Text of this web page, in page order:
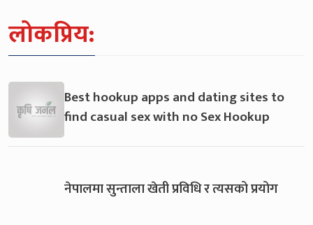
लोकप्रिय:
Best hookup apps and dating sites to
find casual sex with no Sex Hookup
नेपालमा सुन्ताला खेती प्रविधि र त्यसको प्रयोग